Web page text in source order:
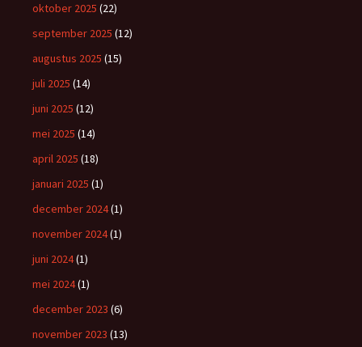
oktober 2025 (22)
september 2025 (12)
augustus 2025 (15)
juli 2025 (14)
juni 2025 (12)
mei 2025 (14)
april 2025 (18)
januari 2025 (1)
december 2024(1)
november 2024(1)
juni 2024(1)
mei 2024(1)
december 2023 (6)
november 2023 (13)